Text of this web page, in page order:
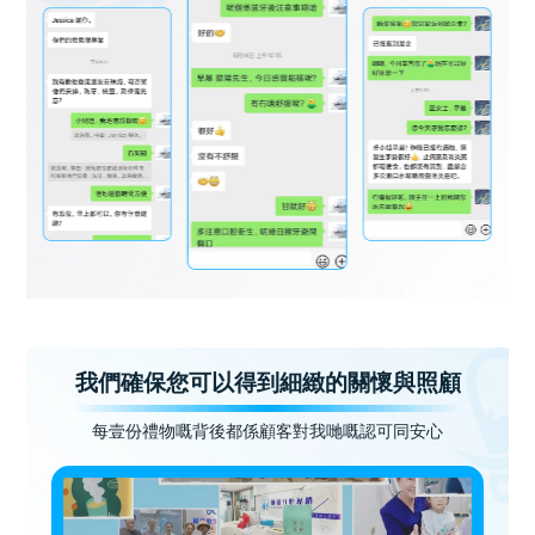
我們確保您可以得到細緻的關懷與照顧
每壹份禮物嘅背後都係顧客對我哋嘅認可同安心